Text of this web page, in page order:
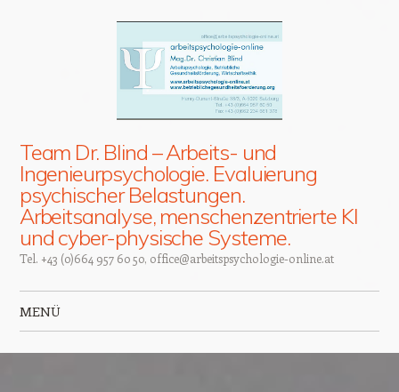
Team Dr. Blind – Arbeits- und
Ingenieurpsychologie. Evaluierung
psychischer Belastungen.
Arbeitsanalyse, menschenzentrierte KI
und cyber-physische Systeme.
Tel. +43 (0)664 957 60 50, office@arbeitspsychologie-online.at
MENÜ